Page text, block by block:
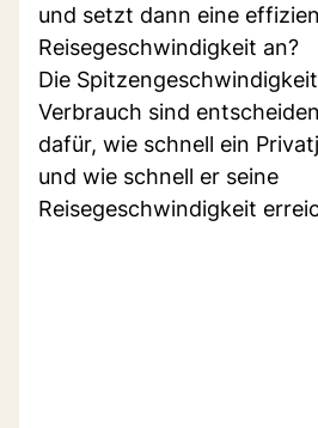
und setzt dann eine
Reisegeschwindigkeit an?
Die
Verbrauch sind
dafür, wie schnell ein
und wie schnell er seine
Reisegeschwindigkeit